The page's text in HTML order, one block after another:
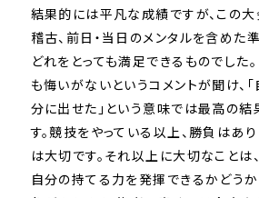
結果的には平凡な成績ですが、この
稽古、前日・当日のメンタルを含めた
どれをとっても満足できるものでした
も悔いがないというコメントが聞け、
分に出せた」という意味では最高の結
す。競技をやっている以上、勝負はあ
は大切です。それ以上に大切なことは
自分の持てる力を発揮できるかどう